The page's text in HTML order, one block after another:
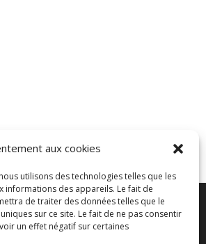
aux cookies
utilisons des technologies telles que les
informations des appareils. Le fait de
de traiter des données telles que le
sur ce site. Le fait de ne pas consentir
un effet négatif sur certaines